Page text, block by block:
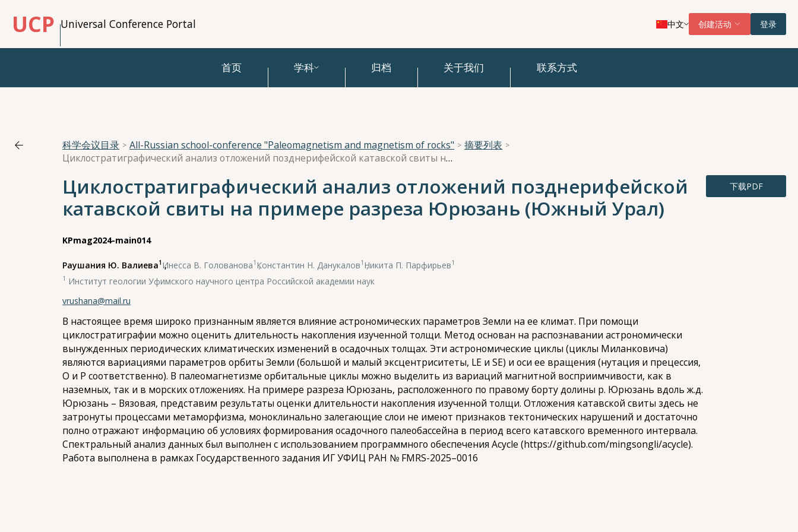
UCP Universal Conference Portal 中文 创建活动 登录
首页 学科 归档 关于我们 联系方式
科学会议目录 All-Russian school-conference "Paleomagnetism and magnetism of rocks"
摘要列表
Циклостратиграфический анализ отложений позднерифейской катавской свиты на примере разреза Юрюзань (Южный Урал)
Циклостратиграфический анализ отложений позднерифейской
катавской свиты на примере разреза Юрюзань (Южный Урал)
KPmag2024-main014
Раушания Ю. Валиева1 ,
Инесса В. Голованова1 ,
Константин Н. Данукалов1 ,
Никита П. Парфирьев1
1 Институт геологии Уфимского научного центра Российской академии наук
vrushana@mail.ru
В настоящее время широко признанным является влияние астрономических параметров Земли на ее климат. При помощи
циклостратиграфии можно оценить длительность накопления изученной толщи. Метод основан на распознавании астрономически
вынужденных периодических климатических изменений в осадочных толщах. Эти астрономические циклы (циклы Миланковича)
являются вариациями параметров орбиты Земли (большой и малый эксцентриситеты, LE и SE) и оси ее вращения (нутация и прецессия,
O и P соответственно). В палеомагнетизме орбитальные циклы можно выделить из вариаций магнитной восприимчивости, как в
наземных, так и в морских отложениях. На примере разреза Юрюзань, расположенного по правому борту долины р. Юрюзань вдоль ж.д.
Юрюзань – Вязовая, представим результаты оценки длительности накопления изученной толщи. Отложения катавской свиты здесь не
затронуты процессами метаморфизма, моноклинально залегающие слои не имеют признаков тектонических нарушений и достаточно
полно отражают информацию об условиях формирования осадочного палеобассейна в период всего катавского временного интервала.
Спектральный анализ данных был выполнен с использованием программного обеспечения Acycle (https://github.com/mingsongli/acycle).
Работа выполнена в рамках Государственного задания ИГ УФИЦ РАН № FMRS-2025–0016
下载PDF